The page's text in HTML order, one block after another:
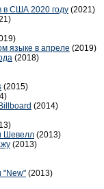
в США 2020 году (2021)
языке в апреле (2019)
(2018)
(2015)
(2014)
Шевелл (2013)
(2013)
"New" (2013)